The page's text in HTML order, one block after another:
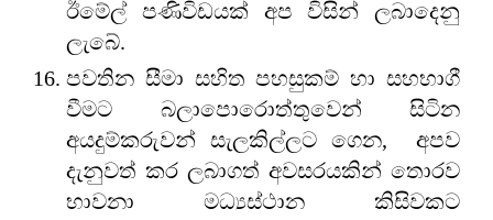
ඊමේල් පණිවිඩයක් අප විසින් ලබාදෙනු
ලැබේ.
පවතින සීමා සහිත පහසුකම් හා සහභාගී
වීමට බලාපොරොත්තුවෙන් සිටින
අයදුම්කරුවන් සැලකිල්ලට ගෙන, අපව
දැනුවත් කර ලබාගත් අවසරයකින් තොරව
භාවනා මධ්‍යස්ථාන කිසිවකට